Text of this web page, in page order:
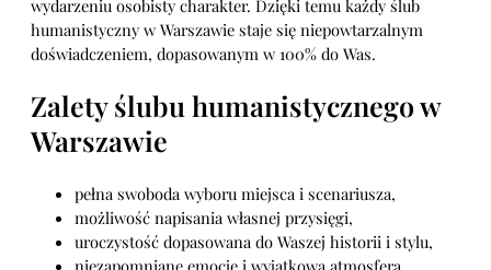
wydarzeniu osobisty charakter. Dzięki temu każdy ślub
humanistyczny w Warszawie staje się niepowtarzalnym
doświadczeniem, dopasowanym w 100% do Was.
Zalety ślubu humanistycznego w
Warszawie
pełna swoboda wyboru miejsca i scenariusza,
możliwość napisania własnej przysięgi,
uroczystość dopasowana do Waszej historii i stylu,